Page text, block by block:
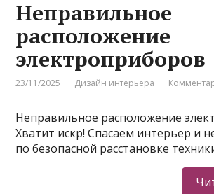
Неправильное
расположение
электроприборов
23/11/2025 Дизайн интерьера
Неправильное расположение
Хватит искр! Спасаем интерьер и
по безопасной расстановке